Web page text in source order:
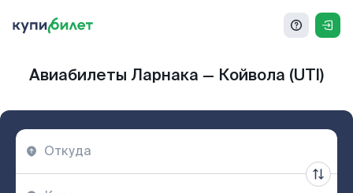
Авиабилеты Ларнака — Койвола (UTI)